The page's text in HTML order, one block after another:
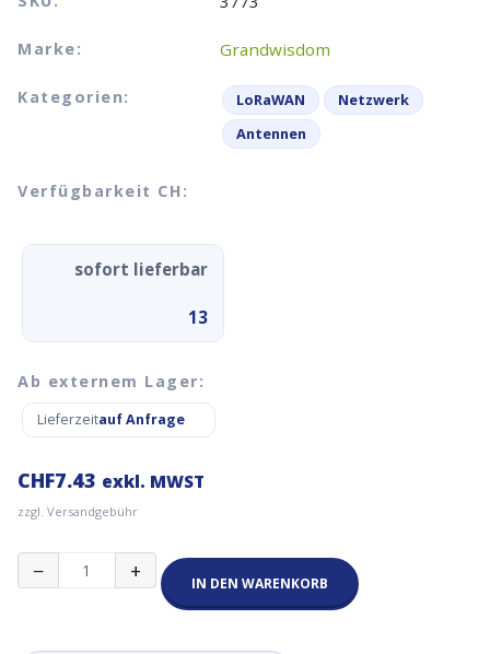
Marke: Grandwisdom
Kategorien: LoRaWAN
Netzwerk
Antennen
Verfügbarkeit CH:
sofort lieferbar
13
Ab externem Lager:
Lieferzeitauf Anfrage
CHF7.43 exkl. MWST
zzgl. Versandgebühr
−
LoraWan
+ IN DEN WARENKORB